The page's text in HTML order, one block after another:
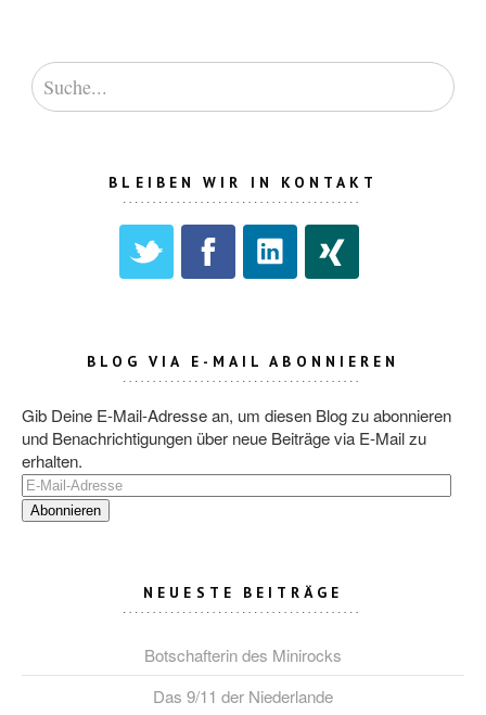
BLEIBEN WIR IN KONTAKT
BLOG VIA E-MAIL ABONNIEREN
Gib Deine E-Mail-Adresse an, um diesen Blog zu abonnieren
und Benachrichtigungen über neue Beiträge via E-Mail zu
erhalten.
E-
Mail-
Adresse
NEUESTE BEITRÄGE
Botschafterin des Minirocks
Das 9/11 der Niederlande